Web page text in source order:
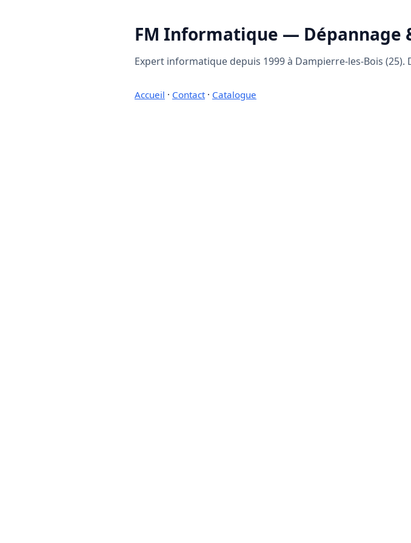
FM Informatique — Dépannage
Expert informatique depuis 1999 à Dampierre-les-Bois
Accueil · Contact· Catalogue